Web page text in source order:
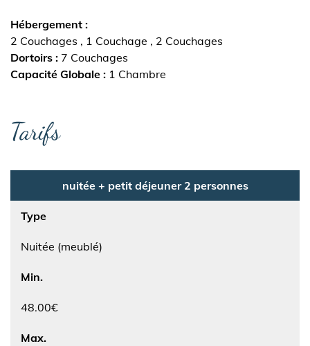
Hébergement
2 Couchages
1 Couchage
2 Couchages
Dortoirs
7 Couchages
Capacité Globale
1 Chambre
Tarifs
nuitée + petit déjeuner 2 personnes
Type
Nuitée (meublé)
Min.
48.00€
Max.